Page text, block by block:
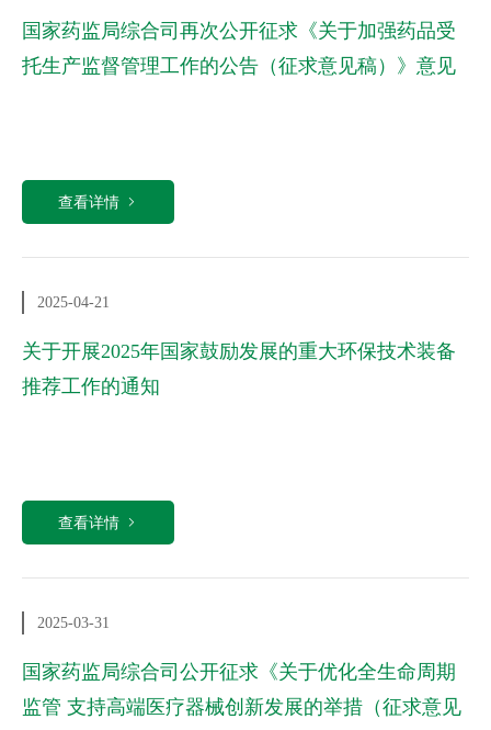
国家药监局综合司再次公开征求《关于加强药品受
托生产监督管理工作的公告（征求意见稿）》意见
查看详情
2025-04-21
关于开展2025年国家鼓励发展的重大环保技术装备
推荐工作的通知
查看详情
2025-03-31
国家药监局综合司公开征求《关于优化全生命周期
监管 支持高端医疗器械创新发展的举措（征求意见